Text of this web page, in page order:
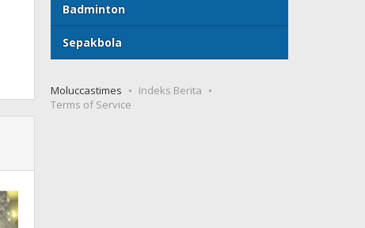
Badminton
Sepakbola
Moluccastimes
Indeks Berita
Terms of Service